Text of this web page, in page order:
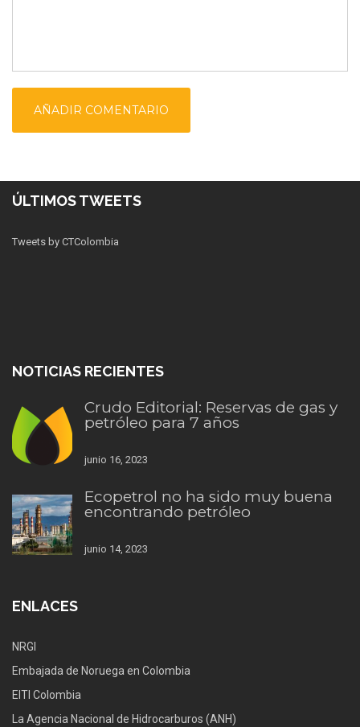
ÚLTIMOS TWEETS
Tweets by CTColombia
NOTICIAS RECIENTES
Crudo Editorial: Reservas de gas y
petróleo para 7 años
junio 16, 2023
Ecopetrol no ha sido muy buena
encontrando petróleo
junio 14, 2023
ENLACES
NRGI
Embajada de Noruega en Colombia
EITI Colombia
La Agencia Nacional de Hidrocarburos (ANH)